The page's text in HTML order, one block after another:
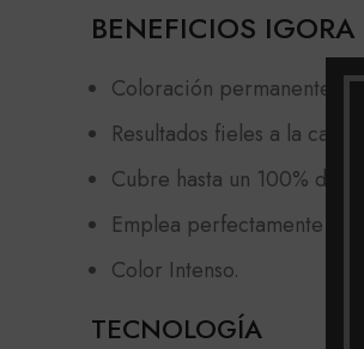
BENEFICIOS IGORA
Coloración permanente.
Resultados fieles a la carta
Cubre hasta un 100% de las
Emplea perfectamente el
Color Intenso.
TECNOLOGÍA